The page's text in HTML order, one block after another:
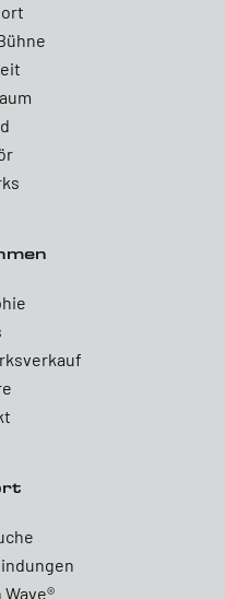
Wave®